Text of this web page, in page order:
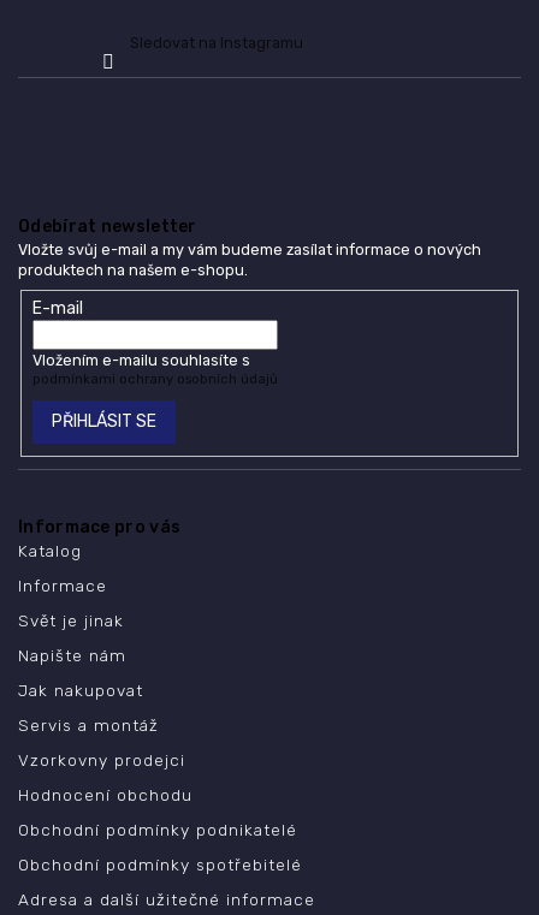
Sledovat na Instagramu
Odebírat newsletter
Vložte svůj e-mail a my vám budeme zasílat informace o nových
produktech na našem e-shopu.
E-mail
Vložením e-mailu souhlasíte s
podmínkami ochrany osobních údajů
PŘIHLÁSIT SE
Informace pro vás
Katalog
Informace
Svět je jinak
Napište nám
Jak nakupovat
Servis a montáž
Vzorkovny prodejci
Hodnocení obchodu
Obchodní podmínky podnikatelé
Obchodní podmínky spotřebitelé
Adresa a další užitečné informace